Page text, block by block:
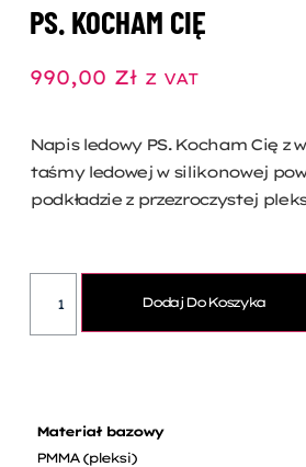
PS. KOCHAM CIĘ
990,00 Zł Z VAT
Napis ledowy PS. Kocham Cię z
taśmy ledowej w silikonowej
podkładzie z przezroczystej
Dodaj Do Koszyka
Materiał bazowy
PMMA (pleksi)